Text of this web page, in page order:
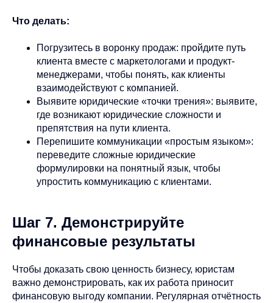
Что делать:
Погрузитесь в воронку продаж: пройдите путь
клиента вместе с маркетологами и продукт-
менеджерами, чтобы понять, как клиенты
взаимодействуют с компанией.
Выявите юридические «точки трения»: выявите,
где возникают юридические сложности и
препятствия на пути клиента.
Перепишите коммуникации «простым языком»:
переведите сложные юридические
формулировки на понятный язык, чтобы
упростить коммуникацию с клиентами.
Шаг 7. Демонстрируйте
финансовые результаты
Чтобы доказать свою ценность бизнесу, юристам
важно демонстрировать, как их работа приносит
финансовую выгоду компании. Регулярная отчётность